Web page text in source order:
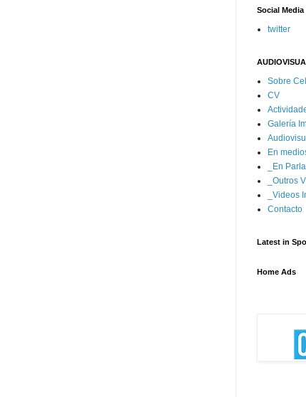
Social
twitter
Sobre
CV
Galería
En
_En
_Outros
_Videos
Contacto
Latest in
Home Ads